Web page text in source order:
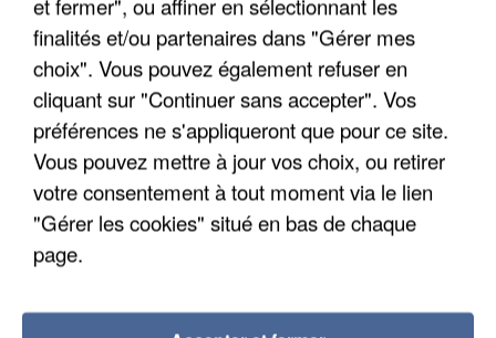
L’UN DES FONDATEURS SUPPOSÉS DE LA DZ
finalités et/ou partenaires dans "Gérer mes
choix". Vous pouvez également refuser en
cliquant sur "Continuer sans accepter". Vos
préférences ne s'appliqueront que pour ce site.
Vous pouvez mettre à jour vos choix, ou retirer
votre consentement à tout moment via le lien
"Gérer les cookies" situé en bas de chaque
page.